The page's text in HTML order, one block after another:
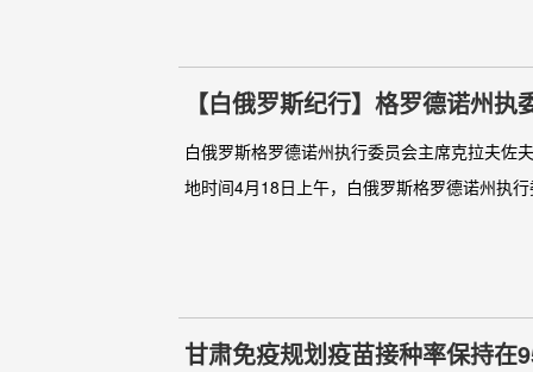
【白俄罗斯纪行】格罗德诺州
白俄罗斯格罗德诺州执行委员会主席克拉夫佐
地时间4月18日上午，白俄罗斯格罗德诺州执
甘肃免疫规划疫苗接种率保持在